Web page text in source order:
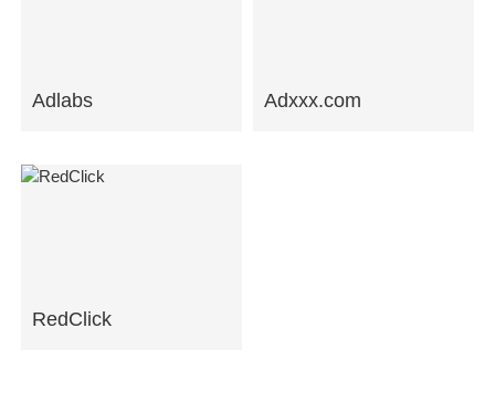
Adlabs Adxxx.com
RedClick